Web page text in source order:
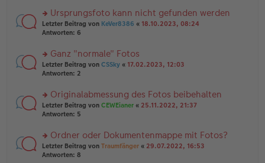
tr
a
g
e
n
er
tr
a
g
n
g
el
e
n
er
tr
a
g
rs
te
n
g
el
e
n
er
tr
a
g
Ursprungsfoto kann nicht gefunden werden
Letzter Beitrag von KeVer8386 « 18.10.2023, 08:24
Antworten: 6
rs
te
n
g
el
e
n
er
Ganz "normale" Fotos
Letzter Beitrag von CSSky « 17.02.2023, 12:03
Antworten: 2
rs
te
n
g
el
Originalabmessung des Fotos beibehalten
Letzter Beitrag von CEWEianer « 25.11.2022, 21:37
Antworten: 5
rs
te
Ordner oder Dokumentenmappe mit Fotos?
Letzter Beitrag von Traumfänger « 29.07.2022, 16:53
Antworten: 8